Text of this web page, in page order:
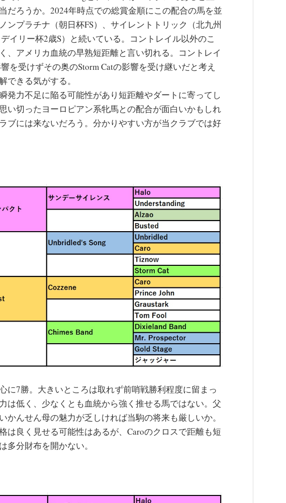
だろうか。2024年時点での総賞金順にこの配合の馬を並
ンプラチナ（朝日杯FS）、サイレントトリック（北九州
イリー杯2歳S）と続いている。コントレイル以外のこ
、アメリカ血統の早熟短距離と言い切れる。コントレイ
を受けずその奥のStorm Catの影響を受け継いだと考え
できる気がする。
発力不足に陥る可能性があり短距離やダートに寄ってし
い切ったヨーロピアン系牝馬との配合が面白いかもしれ
ブには来ないだろう。分かりやすい方が当クラブでは好
に7勝。大きいところは取れず前哨戦勝利程度に留まっ
は低く、少なくとも血統から強く推せる馬ではない。父
かんせん母の魅力が乏しければ当駒の将来も厳しいか。
は良く見せる可能性はあるが、Caroのクロスで距離も短
多分財布を開かない。